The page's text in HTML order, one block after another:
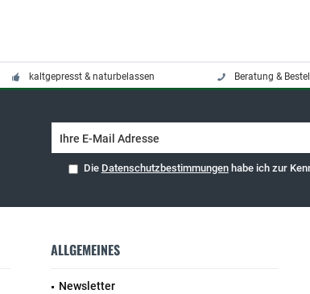
kaltgepresst & naturbelassen Beratung &
Die Datenschutzbestimmungenhabe ich zur
ALLGEMEINES
Newsletter